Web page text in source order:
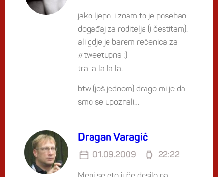
jako ljepo. i znam to je poseban
događaj za roditelja (i čestitam).
ali gdje je barem rečenica za
#tweetupns :)
tra la la la la.
btw (još jednom) drago mi je da
smo se upoznali…
Dragan Varagić
01.09.2009 22:22
Meni se eto juče desilo na